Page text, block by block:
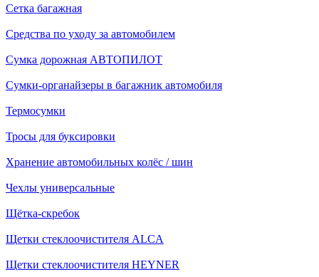
Сетка багажная
Средства по уходу за автомобилем
Сумка дорожная АВТОПИЛОТ
Сумки-органайзеры в багажник автомобиля
Термосумки
Тросы для буксировки
Хранение автомобильных колёс / шин
Чехлы универсальные
Щётка-скребок
Щетки стеклоочистителя ALCA
Щетки стеклоочистителя HEYNER